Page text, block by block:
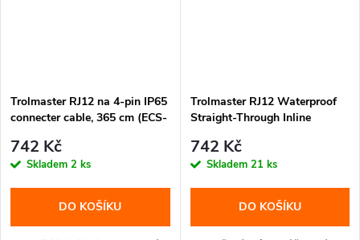
Trolmaster RJ12 na 4-pin IP65
connecter cable, 365 cm (ECS-
742 Kč
Skladem 2 ks
DO KOŠÍKU
Trolmaster RJ12 Waterproof
Straight-Through Inline
742 Kč
Skladem 21 ks
DO KOŠÍKU